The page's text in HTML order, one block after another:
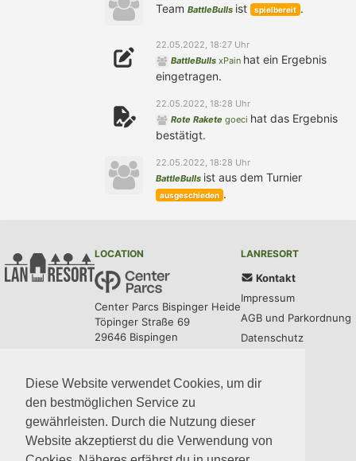
Diese Website verwendet Cookies, um dir
den bestmöglichen Service zu
gewährleisten. Durch die Nutzung dieser
Website akzeptierst du die Verwendung von
Team BattleBulls ist spielbereit .
22.05.2022, 18:27 Uhr
BattleBulls xPain hat ein Ergebnis
eingetragen.
22.05.2022, 18:28 Uhr
Rote Rakete goeci hat das Ergebnis
bestätigt.
22.05.2022, 18:28 Uhr
BattleBulls ist aus dem Turnier
ausgeschieden .
LOCATION
Center Parcs Bispinger Heide
Töpinger Straße 69
29646 Bispingen
LANRESORT
Kontakt
Impressum
AGB und Parkordnung
Datenschutz
UPDATES COMMUNITY CODE